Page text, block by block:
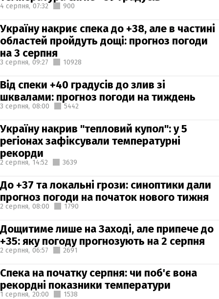
4 серпня, 07:32 900
Україну накриє спека до +38, але в частині
областей пройдуть дощі: прогноз погоди
на 3 серпня
3 серпня, 09:27 10928
Від спеки +40 градусів до злив зі
шквалами: прогноз погоди на тиждень
3 серпня, 08:00 5442
Україну накрив "тепловий купол": у 5
регіонах зафіксували температурні
рекорди
2 серпня, 14:52 3639
До +37 та локальні грози: синоптики дали
прогноз погоди на початок нового тижня
2 серпня, 08:00 1790
Дощитиме лише на Заході, але припече до
+35: яку погоду прогнозують на 2 серпня
2 серпня, 06:57 2691
Спека на початку серпня: чи поб'є вона
рекордні показники температури
1 серпня, 20:00 1538